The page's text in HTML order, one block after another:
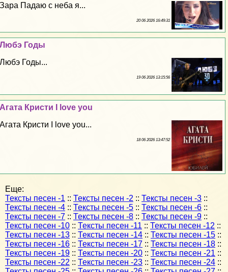
Зара Падаю с неба я...
20 06 2026 16:49:31
Любэ Годы
Любэ Годы...
19 06 2026 13:15:56
Агата Кристи I love you
Агата Кристи I love you...
18 06 2026 13:47:52
Еще:
Тексты песен -1 :: Тексты песен -2 :: Тексты песен -3 ::
Тексты песен -4 :: Тексты песен -5 :: Тексты песен -6 ::
Тексты песен -7 :: Тексты песен -8 :: Тексты песен -9 ::
Тексты песен -10 :: Тексты песен -11 :: Тексты песен -12 ::
Тексты песен -13 :: Тексты песен -14 :: Тексты песен -15 ::
Тексты песен -16 :: Тексты песен -17 :: Тексты песен -18 ::
Тексты песен -19 :: Тексты песен -20 :: Тексты песен -21 ::
Тексты песен -22 :: Тексты песен -23 :: Тексты песен -24 ::